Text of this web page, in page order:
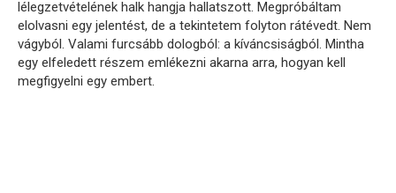
lélegzetvételének halk hangja hallatszott. Megpróbáltam
elolvasni egy jelentést, de a tekintetem folyton rátévedt. Nem
vágyból. Valami furcsább dologból: a kíváncsiságból. Mintha
egy elfeledett részem emlékezni akarna arra, hogyan kell
megfigyelni egy embert.